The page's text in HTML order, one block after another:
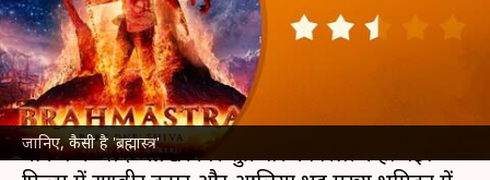
जानिए, कैसी है 'ब्रह्मास्त्र'
लेखन आकांक्षा शर्मा Sep 09, 2022 04:01 pm
क्या है खबर?
निर्देशक अयान मुखर्जी की फिल्म 'ब्रह्मास्त्र' सालों की
मेकिंग के बाद आखिरकार शुक्रवार को रिलीज हो गई।